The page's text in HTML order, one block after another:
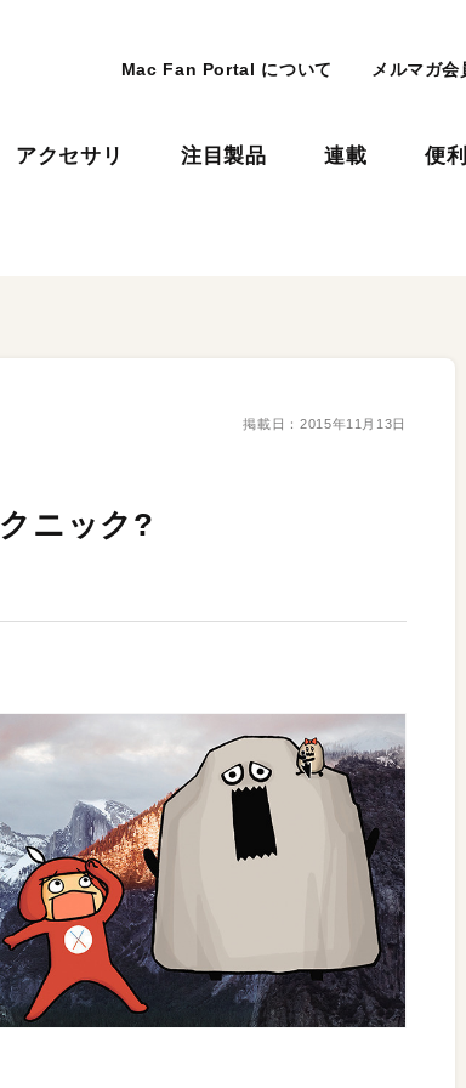
Mac Fan Portal について メルマガ会
アクセサリ 注目製品 連載 便
掲載日： 2015年11月13日
ニック?